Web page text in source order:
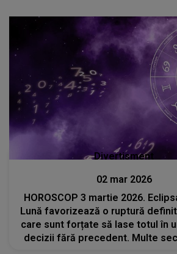
Divertisment
02 mar 2026
HOROSCOP 3 martie 2026.
Lună favorizează o ruptură
care sunt forțate să lase totul în
decizii fără precedent. Multe